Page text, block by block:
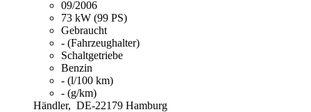
09/2006
73 kW (99 PS)
Gebraucht
- (Fahrzeughalter)
Schaltgetriebe
Benzin
- (l/100 km)
- (g/km)
Händler, DE-22179 Hamburg